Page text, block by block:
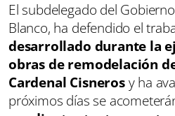
El subdelegado del
Blanco, ha defendido el
desarrollado durante la
obras de remodelación
Cardenal Cisnerosy ha
próximos días se